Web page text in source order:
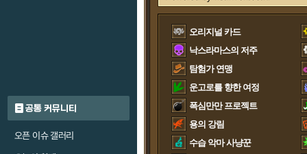
공통 커뮤니티
오픈 이슈 갤러리
오리지널 카드
낙스라마스의 저주
탐험가 연맹
운고로를 향한 여정
폭심만만 프로젝트
용의 강림
수습 악마 사냥꾼